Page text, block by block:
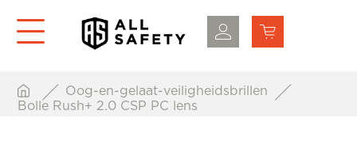
Oog-en-gelaat-veiligheidsbrillen
Bolle Rush+ 2.0 CSP PC lens